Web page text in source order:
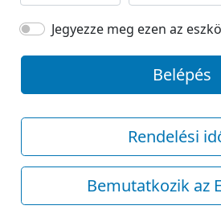
Jegyezze meg ezen az
Belépés
Rendelési
Bemutatkozik az